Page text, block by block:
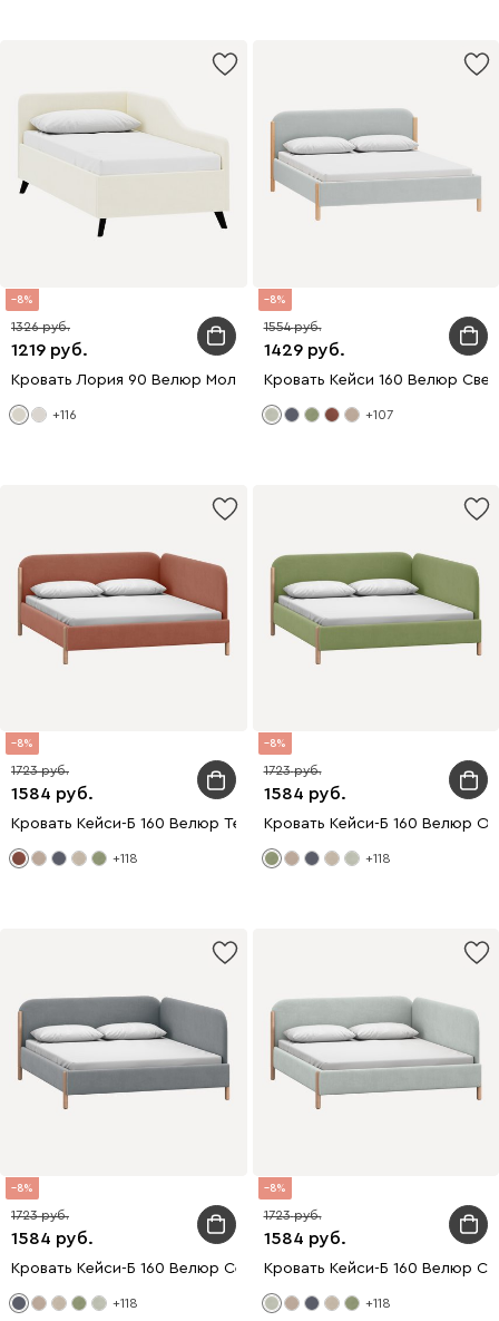
8
1219
1326
Кровать Лория 90 Велюр Молочный
+116
8
1429
1554
Кровать Кейси 160 Велюр
+107
8
1584
1723
Кровать Кейси-Б 160 Велюр Терракотовый
+118
8
1584
1723
Кровать Кейси-Б 160 Велюр
+118
8
1584
1723
Кровать Кейси-Б 160 Велюр Серый
+118
8
1584
1723
Кровать Кейси-Б 160 Велюр
+118